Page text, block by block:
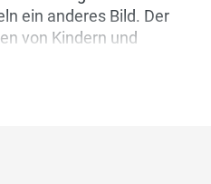
ein anderes Bild. Der
von Kindern und